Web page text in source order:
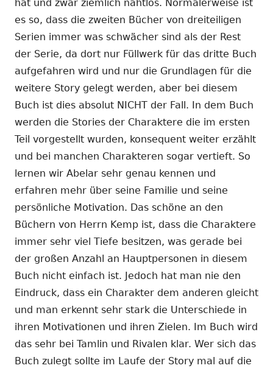
hat und zwar ziemlich nahtlos. Normalerweise ist
es so, dass die zweiten Bücher von dreiteiligen
Serien immer was schwächer sind als der Rest
der Serie, da dort nur Füllwerk für das dritte Buch
aufgefahren wird und nur die Grundlagen für die
weitere Story gelegt werden, aber bei diesem
Buch ist dies absolut NICHT der Fall. In dem Buch
werden die Stories der Charaktere die im ersten
Teil vorgestellt wurden, konsequent weiter erzählt
und bei manchen Charakteren sogar vertieft. So
lernen wir Abelar sehr genau kennen und
erfahren mehr über seine Familie und seine
persönliche Motivation. Das schöne an den
Büchern von Herrn Kemp ist, dass die Charaktere
immer sehr viel Tiefe besitzen, was gerade bei
der großen Anzahl an Hauptpersonen in diesem
Buch nicht einfach ist. Jedoch hat man nie den
Eindruck, dass ein Charakter dem anderen gleicht
und man erkennt sehr stark die Unterschiede in
ihren Motivationen und ihren Zielen. Im Buch wird
das sehr bei Tamlin und Rivalen klar. Wer sich das
Buch zulegt sollte im Laufe der Story mal auf die